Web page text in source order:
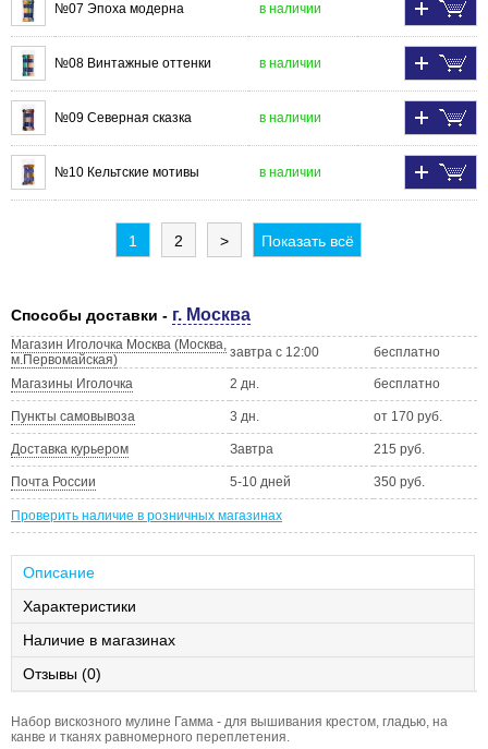
№07 Эпоха модерна в наличии
№08 Винтажные оттенки в наличии
№09 Северная сказка в наличии
№10 Кельтские мотивы в наличии
1 2 > Показать всё
Способы доставки - г. Москва
Магазин Иголочка Москва (Москва,
м.Первомайская)
завтра с 12:00 бесплатно
Магазины Иголочка 2 дн. бесплатно
Пункты самовывоза 3 дн. от 170 руб.
Доставка курьером Завтра 215 руб.
Почта России 5-10 дней 350 руб.
Проверить наличие в розничных магазинах
Описание
Характеристики
Наличие в магазинах
Отзывы (0)
Набор вискозного мулине Гамма - для вышивания крестом, гладью, на
канве и тканях равномерного переплетения.